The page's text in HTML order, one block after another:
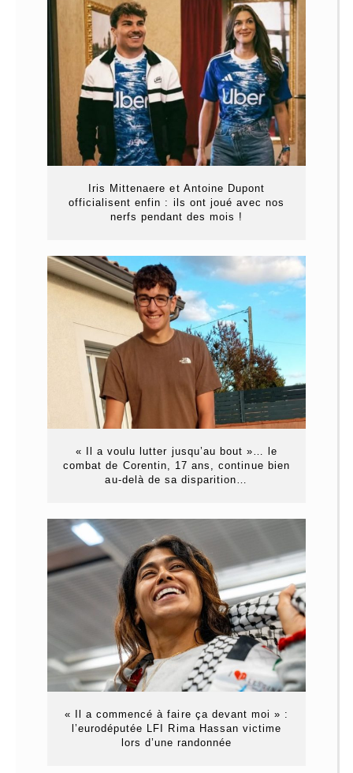
Iris Mittenaere et Antoine Dupont
officialisent enfin : ils ont joué avec nos
nerfs pendant des mois !
« Il a voulu lutter jusqu’au bout »… le
combat de Corentin, 17 ans, continue bien
au-delà de sa disparition…
« Il a commencé à faire ça devant moi » :
l’eurodéputée LFI Rima Hassan victime
lors d’une randonnée